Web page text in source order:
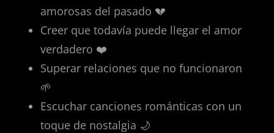
amorosas del pasado 💔
Creer que todavía puede llegar el amor
verdadero ❤️
Superar relaciones que no funcionaron
🌱
Escuchar canciones románticas con un
toque de nostalgia 🌙